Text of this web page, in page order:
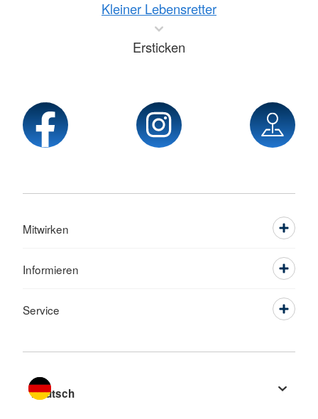
Kleiner Lebensretter
Ersticken
Mitwirken
Informieren
Service
Sprache wechseln zu